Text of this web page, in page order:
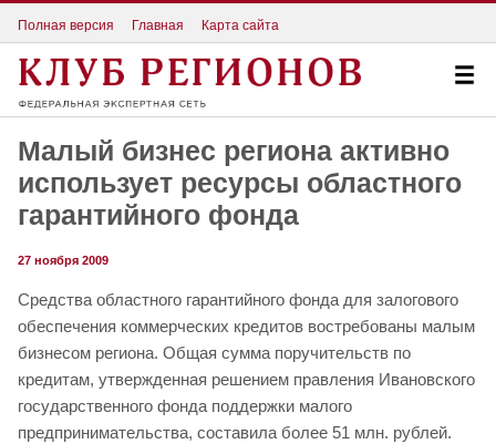
Полная версия Главная Карта сайта
Малый бизнес региона активно
использует ресурсы областного
гарантийного фонда
27 ноября 2009
Средства областного гарантийного фонда для залогового
обеспечения коммерческих кредитов востребованы малым
бизнесом региона. Общая сумма поручительств по
кредитам, утвержденная решением правления Ивановского
государственного фонда поддержки малого
предпринимательства, составила более 51 млн. рублей.